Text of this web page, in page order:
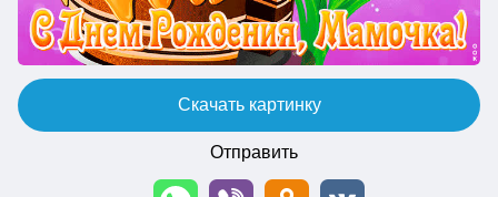
Скачать картинку
Отправить